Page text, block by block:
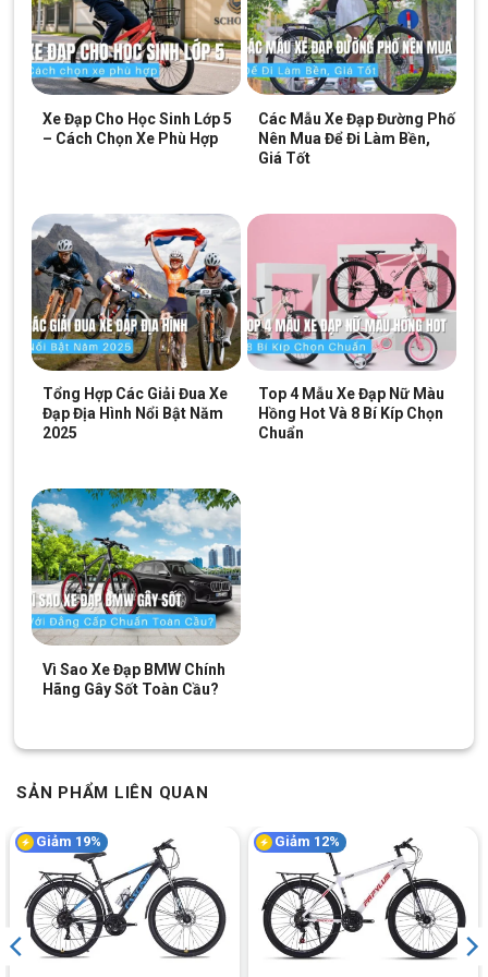
ra sự kiểm soát tuyệt vời. Điều này giúp bạn dễ dàng giảm tốc
và quản lý tốc độ trên mọi dạng đường, đặc biệt là trên những
đoạn đường trải đá.
Hệ thống phanh đĩa cơ lực phanh mạnh mẽ
Tay đề Shimano mang lại độ chính xác và độ mượt mà, tạo ra
trải nghiệm tuyệt vời. Bộ tăng tốc trước và đùi đĩa hợp kim thép
Shimano TZ tạo ra hệ thống tăng tốc linh hoạt và mạnh mẽ,
đưa bạn đến mọi đích đến một cách nhanh chóng và hiệu quả.
Đùm hợp kim thép, bi côn
Gạt líp Shimano cao cấp
Giò dĩa thép 3 tầng cứng cáp
Líp Xe Đạp Địa Hình MTB Shukyo S650 24 Inch
Vận Hành Ổn Định
24×1.95 chống mài mòn, tạo ra sự ổn định trên mọi dạng
Sử dụng lốp CST kết hợp vành nhôm
Trang bị baga sau, có khả năng chịu trọng tải lên đến 25kg
Kết Luận
Xe Đạp Địa Hình MTB Shukyo S650 24 Inch phù hợp với mọi
Xe Đạp Cho Học Sinh Lớp 5
– Cách Chọn Xe Phù Hợp
Các Mẫu Xe Đạp Đường Phố
Nên Mua Để Đi Làm Bền,
Giá Tốt
Tổng Hợp Các Giải Đua Xe
Đạp Địa Hình Nổi Bật Năm
2025
Top 4 Mẫu Xe Đạp Nữ Màu
Hồng Hot Và 8 Bí Kíp Chọn
Chuẩn
Vì Sao Xe Đạp BMW Chính
Hãng Gây Sốt Toàn Cầu?
SẢN PHẨM LIÊN QUAN
Giảm 19% Giảm 12%